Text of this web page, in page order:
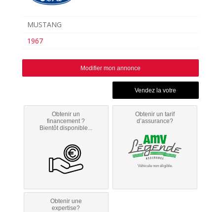
MUSTANG
1967
Modifier mon annonce
Obtenir un
financement ?
Bientôt disponible...
Obtenir un tarif
d’assurance?
Véhicule non éligible.
Obtenir une
expertise?